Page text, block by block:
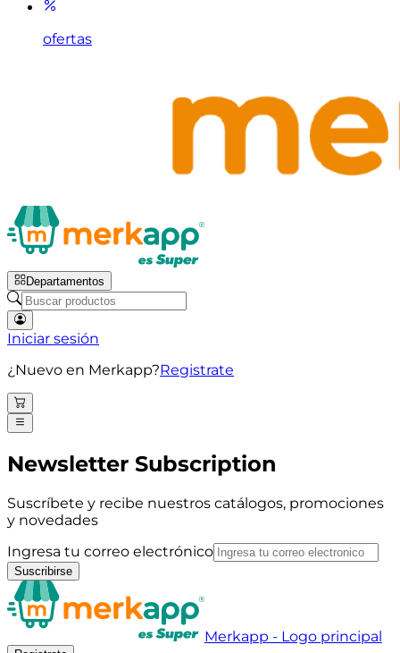
ofertas
Departamentos
Iniciar sesión
¿Nuevo en Merkapp?Registrate
Newsletter Subscription
Suscríbete y recibe nuestros catálogos, promociones
y novedades
Ingresa tu correo electrónico
Suscribirse
Merkapp - Logo principal